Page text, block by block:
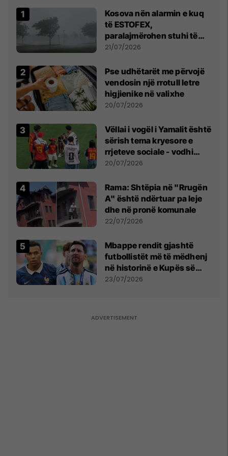
Kosova nën alarmin e kuq
të ESTOFEX,
paralajmërohen stuhi të
fuqishme me breshër dhe
21/07/2026
Pse udhëtarët me përvojë
vendosin një rrotull letre
higjienike në valixhe
20/07/2026
Vëllai i vogël i Yamalit është
sërish tema kryesore e
rrjeteve sociale - vodhi
vëmendjen pas finales së
20/07/2026
Rama: Shtëpia në "Rrugën
A" është ndërtuar pa leje
dhe në pronë komunale
22/07/2026
Mbappe rendit gjashtë
futbollistët më të mëdhenj
në historinë e Kupës së
Botës, Messi mbetet i dyti
23/07/2026